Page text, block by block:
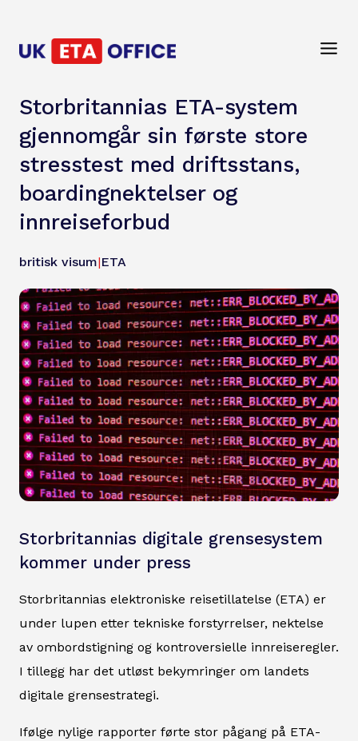
Storbritannias ETA-system
gjennomgår sin første store
stresstest med driftsstans,
boardingnektelser og
innreiseforbud
britisk visum|ETA
Storbritannias digitale grensesystem
kommer under press
Storbritannias elektroniske reisetillatelse (ETA) er
under lupen etter tekniske forstyrrelser, nektelse
av ombordstigning og kontroversielle innreiseregler.
I tillegg har det utløst bekymringer om landets
digitale grensestrategi.
Ifølge nylige rapporter førte stor pågang på ETA-